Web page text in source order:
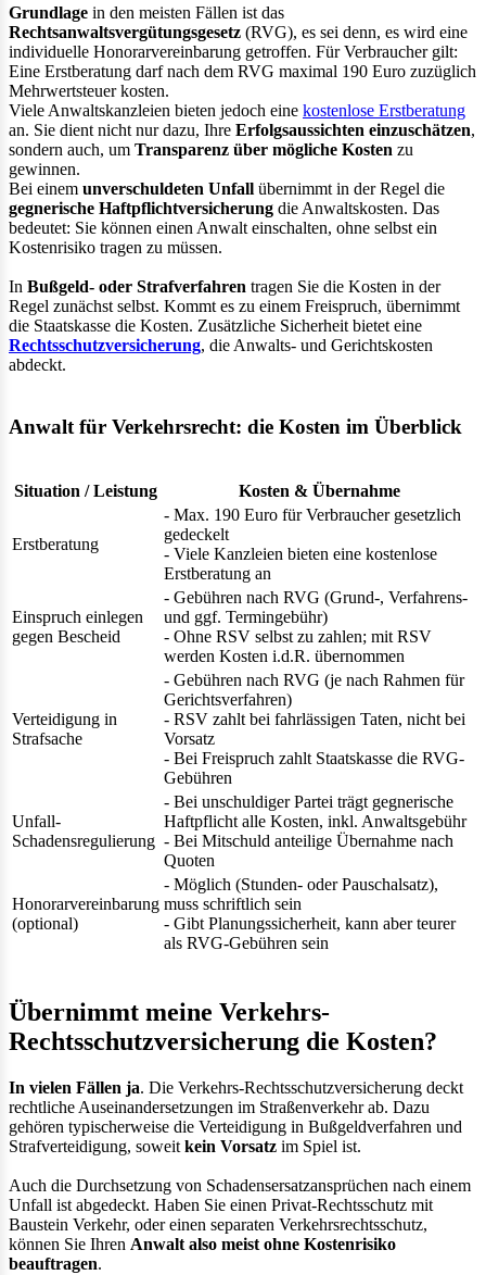
Grundlage in den meisten Fällen ist das
Rechtsanwaltsvergütungsgesetz (RVG), es sei denn, es wird eine
individuelle Honorarvereinbarung getroffen. Für Verbraucher gilt:
Eine Erstberatung darf nach dem RVG maximal 190 Euro zuzüglich
Mehrwertsteuer kosten.
Viele Anwaltskanzleien bieten jedoch eine kostenlose Erstberatung
an. Sie dient nicht nur dazu, Ihre Erfolgsaussichten einzuschätzen,
sondern auch, um Transparenz über mögliche Kosten zu
gewinnen.
Bei einem unverschuldeten Unfall übernimmt in der Regel die
gegnerische Haftpflichtversicherung die Anwaltskosten. Das
bedeutet: Sie können einen Anwalt einschalten, ohne selbst ein
Kostenrisiko tragen zu müssen.
In Bußgeld- oder Strafverfahren tragen Sie die Kosten in der
Regel zunächst selbst. Kommt es zu einem Freispruch, übernimmt
die Staatskasse die Kosten. Zusätzliche Sicherheit bietet eine
Rechtsschutzversicherung, die Anwalts- und Gerichtskosten
abdeckt.
Anwalt für Verkehrsrecht: die Kosten im Überblick
Situation / Leistung Kosten & Übernahme
Erstberatung
- Max. 190 Euro für Verbraucher gesetzlich
gedeckelt
- Viele Kanzleien bieten eine kostenlose
Erstberatung an
Einspruch einlegen
gegen Bescheid
- Gebühren nach RVG (Grund-, Verfahrens-
und ggf. Termingebühr)
- Ohne RSV selbst zu zahlen; mit RSV
werden Kosten i.d.R. übernommen
Verteidigung in
Strafsache
- Gebühren nach RVG (je nach Rahmen für
Gerichtsverfahren)
- RSV zahlt bei fahrlässigen Taten, nicht bei
Vorsatz
- Bei Freispruch zahlt Staatskasse die RVG-
Gebühren
Unfall-
Schadensregulierung
- Bei unschuldiger Partei trägt gegnerische
Haftpflicht alle Kosten, inkl. Anwaltsgebühr
- Bei Mitschuld anteilige Übernahme nach
Quoten
Honorarvereinbarung
(optional)
- Möglich (Stunden- oder Pauschalsatz),
muss schriftlich sein
- Gibt Planungssicherheit, kann aber teurer
als RVG-Gebühren sein
Übernimmt meine Verkehrs-
Rechtsschutzversicherung die Kosten?
In vielen Fällen ja. Die Verkehrs-Rechtsschutzversicherung deckt
rechtliche Auseinandersetzungen im Straßenverkehr ab. Dazu
gehören typischerweise die Verteidigung in Bußgeldverfahren und
Strafverteidigung, soweit kein Vorsatz im Spiel ist.
Auch die Durchsetzung von Schadensersatzansprüchen nach einem
Unfall ist abgedeckt. Haben Sie einen Privat-Rechtsschutz mit
Baustein Verkehr, oder einen separaten Verkehrsrechtsschutz,
können Sie Ihren Anwalt also meist ohne Kostenrisiko
beauftragen.